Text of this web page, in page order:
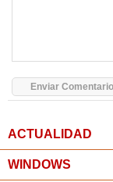
ACTUALIDAD
WINDOWS